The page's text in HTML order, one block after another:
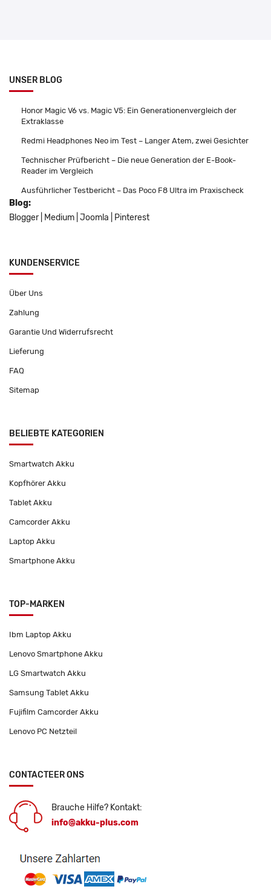
UNSER BLOG
Honor Magic V6 vs. Magic V5: Ein Generationenvergleich der
Extraklasse
Redmi Headphones Neo im Test – Langer Atem, zwei Gesichter
Technischer Prüfbericht – Die neue Generation der E-Book-
Reader im Vergleich
Ausführlicher Testbericht – Das Poco F8 Ultra im Praxischeck
Blog:
Blogger
Medium Joomla Pinterest
KUNDENSERVICE
Über Uns
Zahlung
Garantie Und Widerrufsrecht
Lieferung
FAQ
Sitemap
BELIEBTE KATEGORIEN
Smartwatch Akku
Kopfhörer Akku
Tablet Akku
Camcorder Akku
Laptop Akku
Smartphone Akku
TOP-MARKEN
Ibm Laptop Akku
Lenovo Smartphone Akku
LG Smartwatch Akku
Samsung Tablet Akku
Fujifilm Camcorder Akku
Lenovo PC Netzteil
CONTACTEER ONS
Brauche Hilfe? Kontakt:
info@akku-plus.com